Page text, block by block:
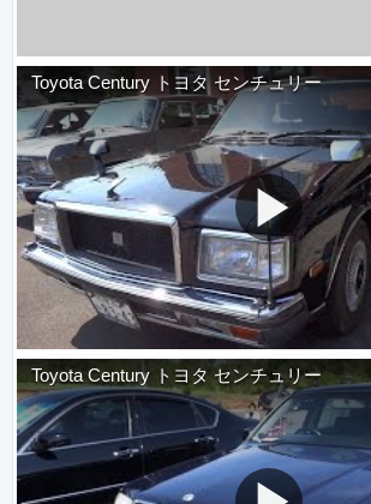
Toyota Century トヨタ センチュリー
Toyota Century トヨタ センチュリー